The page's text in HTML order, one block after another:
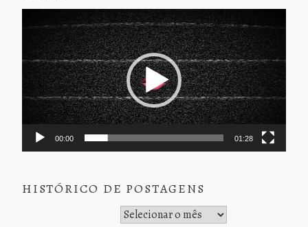
de
vídeo
00:00 01:28
HISTÓRICO DE POSTAGENS